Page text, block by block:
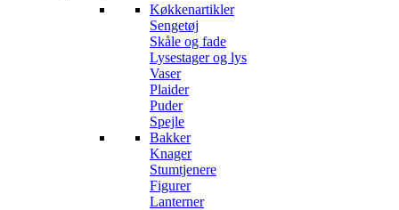
Køkkenartikler
Sengetøj
Skåle og fade
Lysestager og lys
Vaser
Plaider
Puder
Spejle
Bakker
Knager
Stumtjenere
Figurer
Lanterner